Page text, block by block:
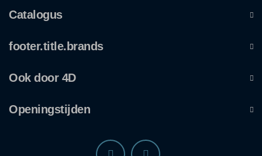
Catalogus
footer.title.brands
Ook door 4D
Openingstijden